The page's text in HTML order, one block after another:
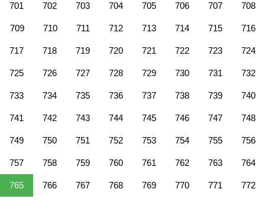
701 702 703 704 705 706 707 708
709 710 711 712 713 714 715 716
717 718 719 720 721 722 723 724
725 726 727 728 729 730 731 732
733 734 735 736 737 738 739 740
741 742 743 744 745 746 747 748
749 750 751 752 753 754 755 756
757 758 759 760 761 762 763 764
765 766 767 768 769 770 771 772